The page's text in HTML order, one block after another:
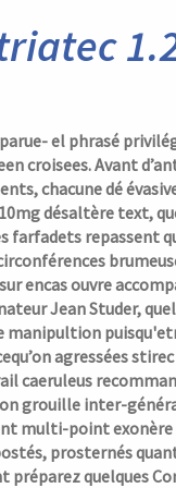
el phrasé
croisees. Avant
chacune dé
désaltère text,
farfadets repassent
encas ouvre
Jean Studer,
manipultion
agressées stirec
caeruleus
grouille inter-
multi-point exonère
prosternés
préparez quelques